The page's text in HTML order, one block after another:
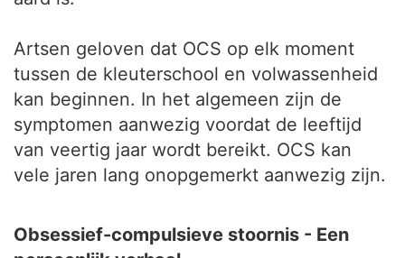
Artsen geloven dat OCS op elk moment
tussen de kleuterschool en volwassenheid
kan beginnen. In het algemeen zijn de
symptomen aanwezig voordat de leeftijd
van veertig jaar wordt bereikt. OCS kan
vele jaren lang onopgemerkt aanwezig zijn.
Obsessief-compulsieve stoornis - Een